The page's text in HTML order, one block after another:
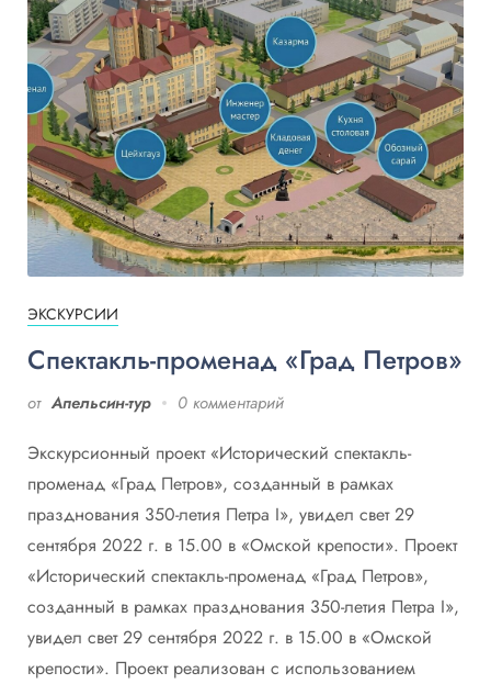
ЭКСКУРСИИ
Спектакль-променад «Град Петров»
от Апельсин-тур 0 комментарий
Экскурсионный проект «Исторический спектакль-
променад «Град Петров», созданный в рамках
празднования 350-летия Петра I», увидел свет 29
сентября 2022 г. в 15.00 в «Омской крепости». Проект
«Исторический спектакль-променад «Град Петров»,
созданный в рамках празднования 350-летия Петра I»,
увидел свет 29 сентября 2022 г. в 15.00 в «Омской
крепости». Проект реализован с использованием